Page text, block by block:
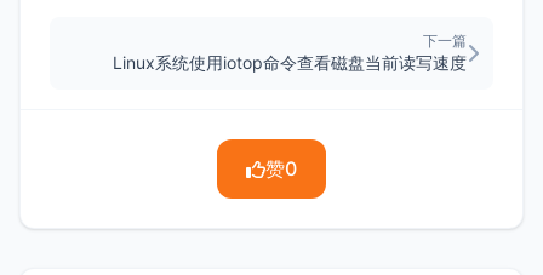
下一篇
Linux系统使用iotop命令查看磁盘当前读写速度
赞0